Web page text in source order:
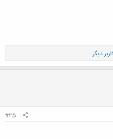
#25